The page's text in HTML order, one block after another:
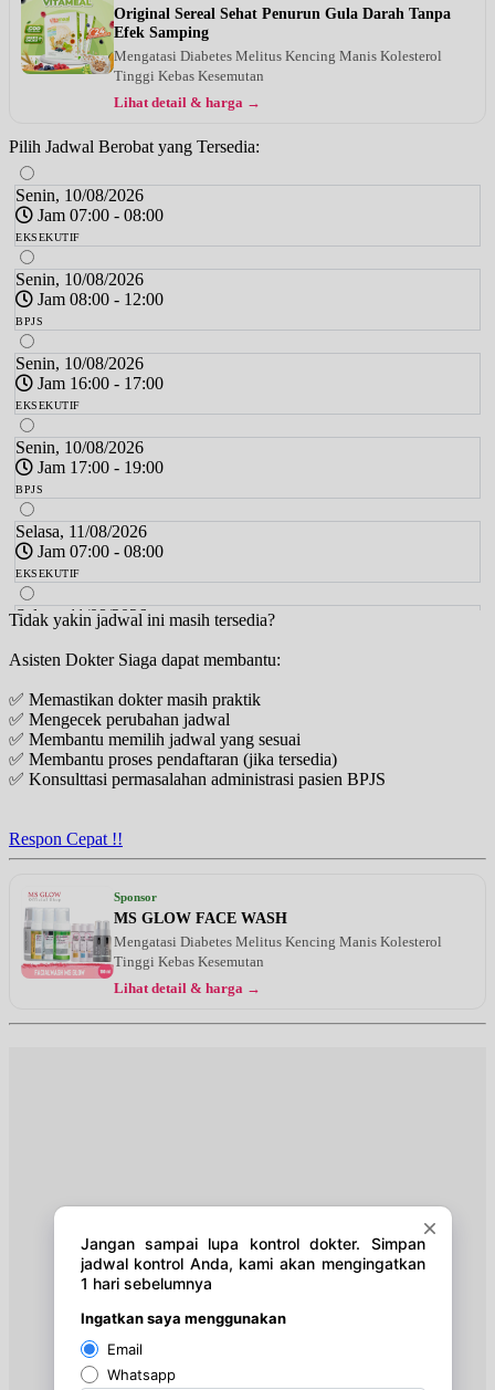
Original Sereal Sehat Penurun Gula Darah Tanpa
Efek Samping
Mengatasi Diabetes Melitus Kencing Manis Kolesterol
Tinggi Kebas Kesemutan
Lihat detail & harga →
Pilih Jadwal Berobat yang Tersedia:
Senin, 10/08/2026
Jam 07:00 - 08:00
EKSEKUTIF
Senin, 10/08/2026
Jam 08:00 - 12:00
BPJS
Senin, 10/08/2026
Jam 16:00 - 17:00
EKSEKUTIF
Senin, 10/08/2026
Jam 17:00 - 19:00
BPJS
Selasa, 11/08/2026
Jam 07:00 - 08:00
EKSEKUTIF
Selasa, 11/08/2026
Jam 08:00 - 15:00
BPJS
Rabu, 12/08/2026
Jam 08:00 - 11:00
BPJS
Rabu, 12/08/2026
Jam 07:00 - 08:00
EKSEKUTIF
Kamis, 13/08/2026
Jam 08:00 - 12:00
Jumat, 14/08/2026
Jumat, 14/08/2026
Sabtu, 15/08/2026
Tidak yakin jadwal ini masih tersedia?
Asisten Dokter Siaga dapat membantu:
✅ Memastikan dokter masih praktik
✅ Mengecek perubahan jadwal
✅ Membantu memilih jadwal yang sesuai
✅ Membantu proses pendaftaran (jika tersedia)
✅ Konsulttasi permasalahan administrasi pasien BPJS
Respon Cepat !!
Sponsor
MS GLOW FACE WASH
Mengatasi Diabetes Melitus Kencing Manis Kolesterol
Tinggi Kebas Kesemutan
Lihat detail & harga →